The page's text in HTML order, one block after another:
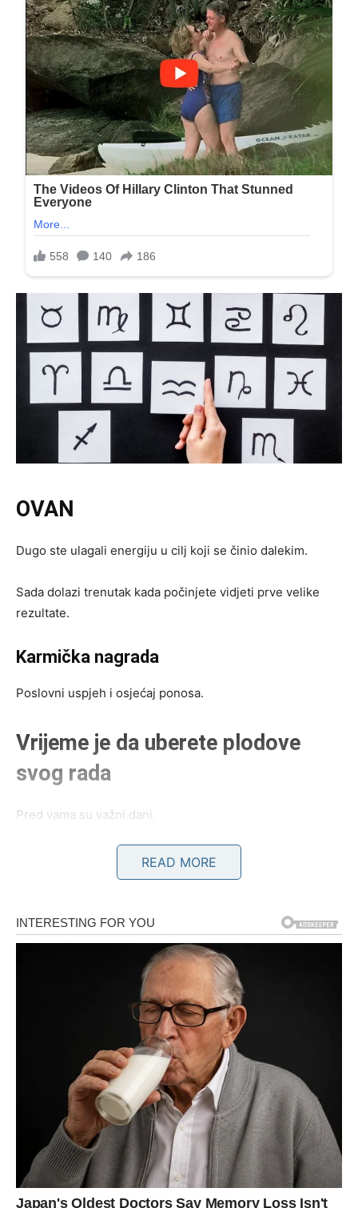
OVAN
Dugo ste ulagali energiju u cilj koji se činio dalekim.
Sada dolazi trenutak kada počinjete vidjeti prve velike
rezultate.
Karmička nagrada
Poslovni uspjeh i osjećaj ponosa.
Vrijeme je da uberete plodove
svog rada
Pred vama su važni dani.
Finansijska ili porodična situacija postaje mnogo
Karmička nagrada
Sigurnost i mir.
Sudbina vam vraća osjećaj
stabilnosti
Pred vama su lijepi trenuci.
READ MORE